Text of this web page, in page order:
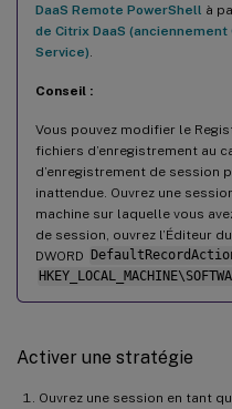
DaaS Remote PowerShell à
de Citrix DaaS
Service)
Conseil :
Vous pouvez modifier le
fichiers d’enregistrement au
d’enregistrement de session
inattendue. Ouvrez une
machine sur laquelle vous
de session, ouvrez l’Éditeur
DWORD
Activer une stratégie
Ouvrez une session en tant